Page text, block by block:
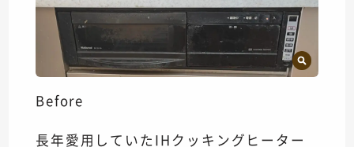
Before
長年愛用していたIHクッキングヒーター